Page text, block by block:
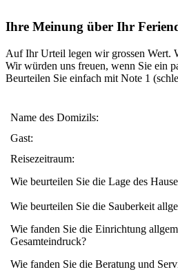
Ihre Meinung über Ihr
Auf Ihr Urteil legen wir grossen Wert.
Wir würden uns freuen, wenn Sie ein
Beurteilen Sie einfach mit Note 1
Name des Domizils:
Gast:
Reisezeitraum:
Wie beurteilen Sie die Lage des
Wie beurteilen Sie die Sauberkeit
Wie fanden Sie die Einrichtung
Gesamteindruck?
Wie fanden Sie die Beratung und